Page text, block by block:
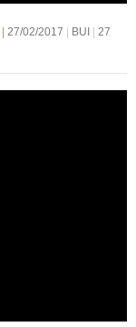
27/02/2017 BUI
27